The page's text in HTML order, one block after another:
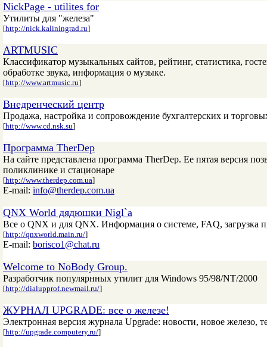
NickPage - utilites for
Утилиты для "железа"
[http://nick.kaliningrad.ru]
ARTMUSIC
Классификатор музыкальных сайтов, рейтинг, статистика,
обработке звука, информация о музыке.
[http://www.artmusic.ru]
Внедренческий центр
Продажа, настройка и сопровождение бухгалтерских и
[http://www.cd.nsk.su]
Программа TherDep
На сайте представлена программа TherDep. Ее пятая версия
поликлинике и стационаре
[http://www.therdep.com.ua]
E-mail: info@therdep.com.ua
QNX World дядюшки Nigl`а
Все о QNX и для QNX. Информация о системе, FAQ, загрузка
[http://qnxworld.main.ru/]
E-mail: borisco1@chat.ru
Welcome to NoBody Group.
Разработчик популярнных утилит для Windows 95/98/NT/2000
[http://dialupprof.newmail.ru/]
ЖУРНАЛ UPGRADE: все о железе!
Электронная версия журнала Upgrade: новости, новое
[http://upgrade.computery.ru/]